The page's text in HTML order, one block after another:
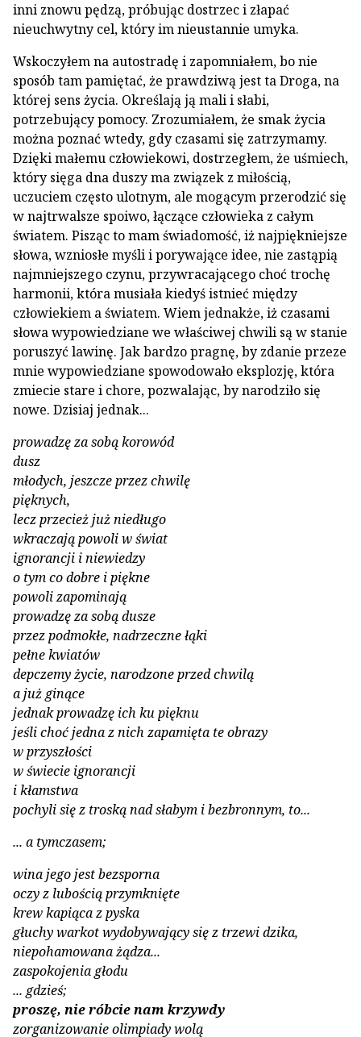
inni znowu pędzą, próbując dostrzec i złapać
nieuchwytny cel, który im nieustannie umyka.
Wskoczyłem na autostradę i zapomniałem, bo nie
sposób tam pamiętać, że prawdziwą jest ta Droga, na
której sens życia. Określają ją mali i słabi,
potrzebujący pomocy. Zrozu­miałem, że smak życia
można poznać wtedy, gdy czasami się zatrzymamy.
Dzięki małe­mu człowiekowi, dostrzegłem, że uśmiech,
który sięga dna duszy ma związek z miło­ścią,
uczuciem często ulotnym, ale mogącym przerodzić się
w najtrwalsze spoiwo, łączą­ce człowieka z całym
światem. Pisząc to mam świadomość, iż najpiękniejsze
słowa, wznio­słe myśli i porywające idee, nie zastąpią
naj­mniejszego czynu, przywracającego choć trochę
harmonii, która musiała kiedyś istnieć między
człowiekiem a światem. Wiem jed­nakże, iż czasami
słowa wypowiedziane we właściwej chwili są w stanie
poruszyć lawi­nę. Jak bardzo pragnę, by zdanie przeze
mnie wypowiedziane spowodowało eksplozję, która
zmiecie stare i chore, pozwalając, by na­rodziło się
nowe. Dzisiaj jednak...
prowadzę za sobą korowód
dusz
młodych, jeszcze przez chwilę
pięknych,
lecz przecież już niedługo
wkraczają powoli w świat
ignorancji i niewiedzy
o tym co dobre i piękne
powoli zapominają
prowadzę za sobą dusze
przez podmokłe, nadrzeczne łąki
pełne kwiatów
depczemy życie, narodzone przed chwilą
a już ginące
jednak prowadzę ich ku pięknu
jeśli choć jedna z nich zapamięta te obrazy
w przyszłości
w świecie ignorancji
i kłamstwa
pochyli się z troską nad słabym i bezbron­nym, to...
... a tymczasem;
wina jego jest bezsporna
oczy z lubością przymknięte
krew kapiąca z pyska
głuchy warkot wydobywający się z trzewi dzika,
niepohamowana żądza...
zaspokojenia głodu
... gdzieś;
proszę, nie róbcie nam krzywdy
zorganizowanie olimpiady wolą